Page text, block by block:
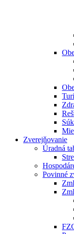
Zverejňovanie
Úradná
Povinné